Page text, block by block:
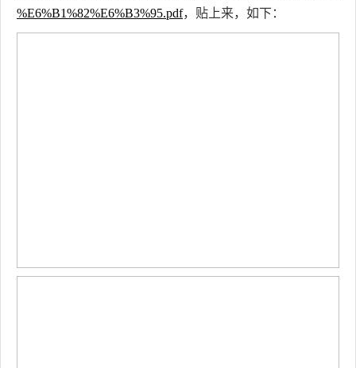
%E6%B1%82%E6%B3%95.pdf，贴上来，如下：